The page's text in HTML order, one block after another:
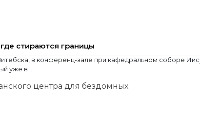
стираются границы
в конференц-зале при кафедральном соборе
уже в ...